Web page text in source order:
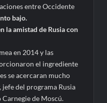
entre Occidente
bajo.
la amistad de Rusia con
en 2014 y las
el ingrediente
se acercaran mucho
jefe del programa Rusia
de Moscú.